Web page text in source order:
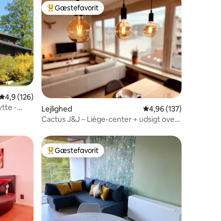
omtaler
ud af 5 i gennemsnitlig bedømmelse, 126 omtaler
4,9 (126)
-
Bedste gæstefavorit
Gæstefavorit
Lejlighed 4,96 ud af 5 i
4,96 (137)
Cactus J&J – Liège-center + udsigt over
Bedste gæstefavorit
Gæstefavorit